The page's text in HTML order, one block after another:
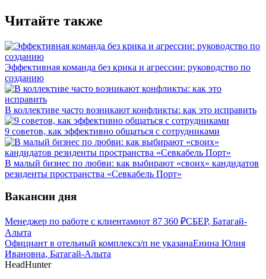
Читайте также
Эффективная команда без крика и агрессии: руководство по
созданию
В коллективе часто возникают конфликты: как это исправить
9 советов, как эффективно общаться с сотрудниками
В малый бизнес по любви: как выбирают «своих» кандидатов
резиденты пространства «Севкабель Порт»
Вакансии дня
Менеджер по работе с клиентамиот 87 360 ₽СБЕР, Батагай-
Алыта
Официант в отельный комплексз/п не указанаЕнина Юлия
Ивановна, Батагай-Алыта
HeadHunter